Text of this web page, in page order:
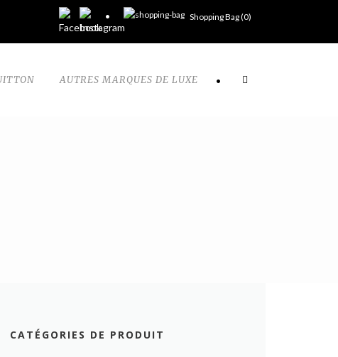
Shopping Bag (0)
AUTRES MARQUES DE LUXE •
CATÉGORIES DE PRODUIT